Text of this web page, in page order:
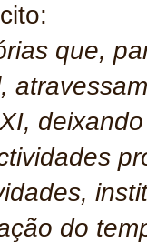
que,
do